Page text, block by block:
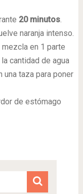
20 minutos.
naranja intenso.
en 1 parte
cantidad de agua
una taza para poner
de estómago